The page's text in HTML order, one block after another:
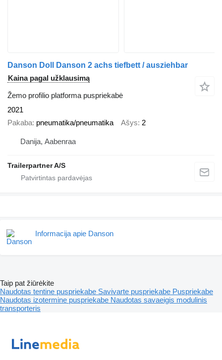
Danson Doll Danson 2 achs tiefbett / ausziehbar
Kaina pagal užklausimą
Žemo profilio platforma puspriekabė
2021
Pakaba pneumatika/pneumatika Ašys 2
Danija, Aabenraa
Trailerpartner A/S
Informacija apie Danson
Taip pat žiūrėkite
Naudotas tentine puspriekabe Savivarte puspriekabe Puspriekabe
Naudotas izotermine puspriekabe Naudotas savaeigis modulinis
transporteris